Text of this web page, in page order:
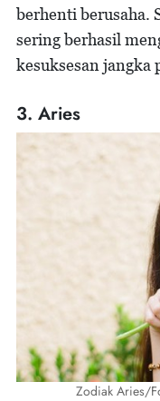
berhenti berusaha.
sering berhasil
kesuksesan jangka
3. Aries
Zodiak Aries/